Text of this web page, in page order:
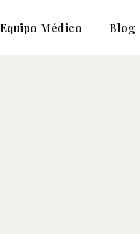
Equipo Médico Blog